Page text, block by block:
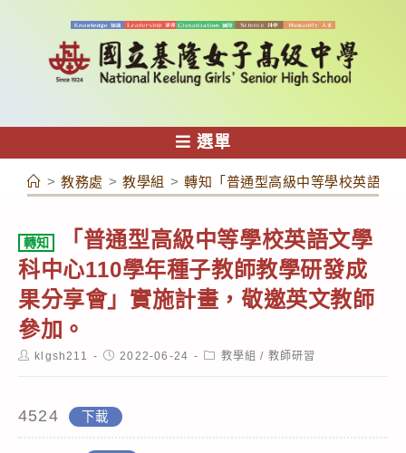
容
選單
> 教務處 > 教學組 > 轉知「普通型高級中等學校英語文
轉知
「普通型高級中等學校英語文學
科中心110學年種子教師教學研發成
果分享會」實施計畫，敬邀英文教師
參加。
Postklgsh211
Post2022-06-24
Post教學組 / 教師研習
4524 下載